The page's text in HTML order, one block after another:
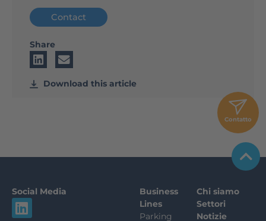
Contact
Share
Download this article
Contatto
Social Media
L
Business
Lines
Parking
Chi siamo
Settori
Notizie